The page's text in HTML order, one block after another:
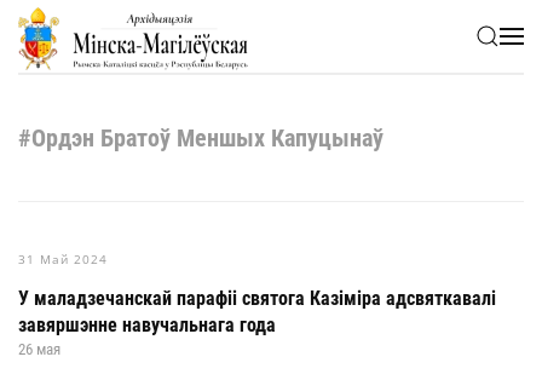
Skip to main content
#Ордэн Братоў Меншых Капуцынаў
31 Май 2024
У маладзечанскай парафіі святога Казіміра адсвяткавалі
завяршэнне навучальнага года
26 мая